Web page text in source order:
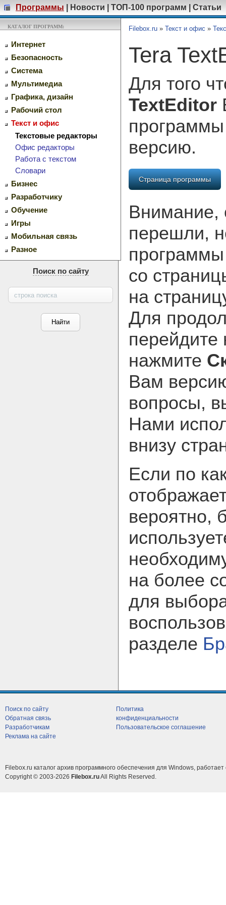
Программы Новости ТОП-100 программ Статьи
КАТАЛОГ ПРОГРАММ:
Интернет
Безопасность
Система
Мультимедиа
Графика, дизайн
Рабочий стол
Текст и офис
Текстовые редакторы
Офис редакторы
Работа с текстом
Словари
Бизнес
Разработчику
Обучение
Игры
Мобильная связь
Разное
Поиск по сайту
Filebox.ru » Текст и офис »
Tera
Для того
TextEditor
версию.
Страница программы
Внимание,
перешли,
со
на
Для
нажмите
Вам
вопросы,
Нами
внизу
Если по
вероятно,
на более
для
разделе
Поиск по сайту
Обратная связь
Разработчикам
Реклама на сайте
Политика
конфиденциальности
Пользовательское соглашение
Filebox.ru каталог архив программного обеспечения для Windows, работает
Copyright © 2003-2026 Filebox.ruAll Rights Reserved.